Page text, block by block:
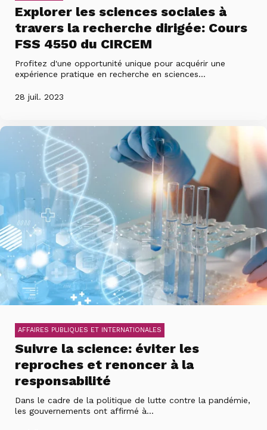
Explorer les sciences sociales à
travers la recherche dirigée: Cours
FSS 4550 du CIRCEM
Profitez d'une opportunité unique pour acquérir une
expérience pratique en recherche en sciences...
28 juil. 2023
AFFAIRES PUBLIQUES ET INTERNATIONALES
Suivre la science: éviter les
reproches et renoncer à la
responsabilité
Dans le cadre de la politique de lutte contre la pandémie,
les gouvernements ont affirmé à...